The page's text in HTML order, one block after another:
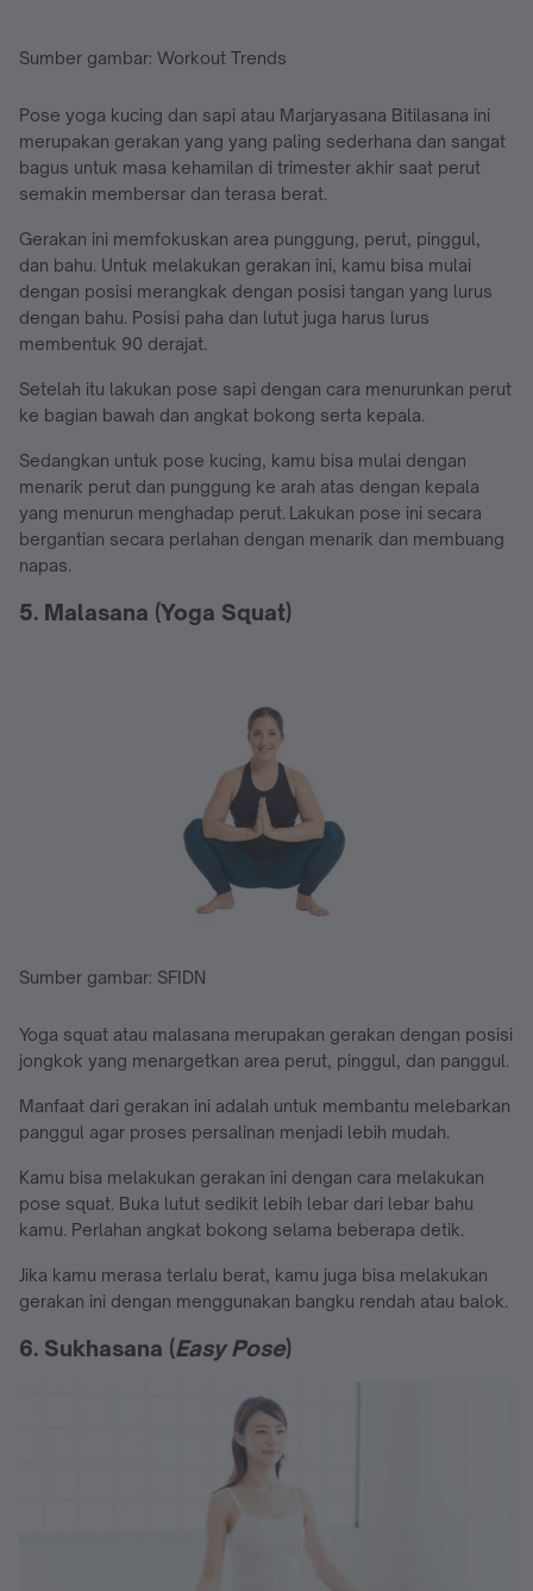
Sumber gambar: Workout Trends
Pose yoga kucing dan sapi atau Marjaryasana Bitilasana ini
merupakan gerakan yang yang paling sederhana dan sangat
bagus untuk masa kehamilan di trimester akhir saat perut
semakin membersar dan terasa berat.
Gerakan ini memfokuskan area punggung, perut, pinggul,
dan bahu. Untuk melakukan gerakan ini, kamu bisa mulai
dengan posisi merangkak dengan posisi tangan yang lurus
dengan bahu. Posisi paha dan lutut juga harus lurus
membentuk 90 derajat.
Setelah itu lakukan pose sapi dengan cara menurunkan perut
ke bagian bawah dan angkat bokong serta kepala.
Sedangkan untuk pose kucing, kamu bisa mulai dengan
menarik perut dan punggung ke arah atas dengan kepala
yang menurun menghadap perut. Lakukan pose ini secara
bergantian secara perlahan dengan menarik dan membuang
napas.
5. Malasana (Yoga Squat)
Sumber gambar: SFIDN
Yoga squat atau malasana merupakan gerakan dengan posisi
jongkok yang menargetkan area perut, pinggul, dan panggul.
Manfaat dari gerakan ini adalah untuk membantu melebarkan
panggul agar proses persalinan menjadi lebih mudah.
Kamu bisa melakukan gerakan ini dengan cara melakukan
pose squat. Buka lutut sedikit lebih lebar dari lebar bahu
kamu. Perlahan angkat bokong selama beberapa detik.
Jika kamu merasa terlalu berat, kamu juga bisa melakukan
gerakan ini dengan menggunakan bangku rendah atau balok.
6. Sukhasana (Easy Pose)